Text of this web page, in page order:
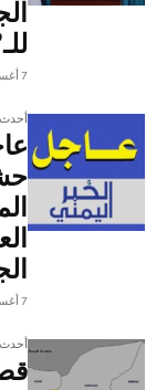
7 أغسطس، 2026
أحدث
7 أغسطس، 2026
أحدث